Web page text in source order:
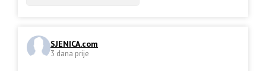
SJENICA.com
3 dana prije